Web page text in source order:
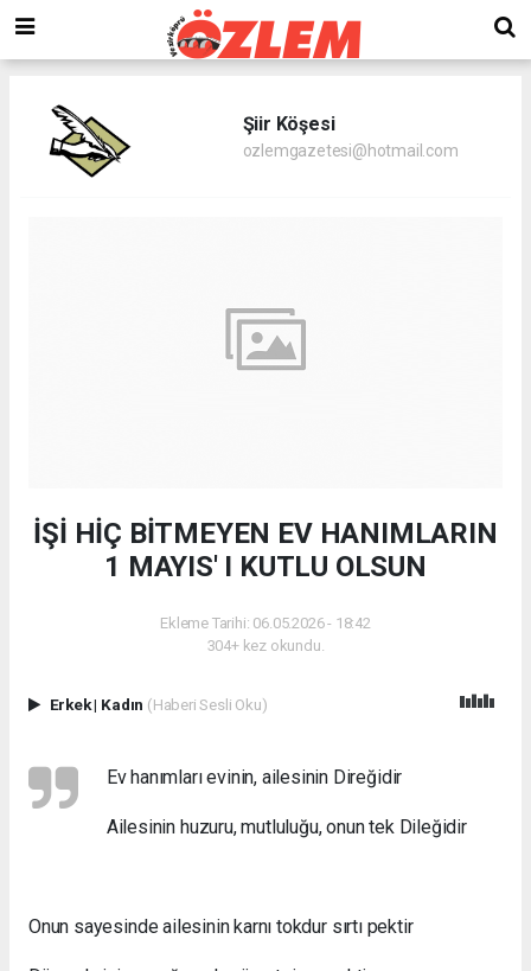
Şiir Köşesi
ozlemgazetesi@hotmail.com
İŞİ HİÇ BİTMEYEN EV HANIMLARIN
1 MAYIS' I KUTLU OLSUN
Ekleme Tarihi: 06.05.2026 - 18:42
304+ kez okundu.
Erkek| Kadın (Haberi Sesli Oku)
Ev hanımları evinin, ailesinin Direğidir
Ailesinin huzuru, mutluluğu, onun tek Dileğidir
Onun sayesinde ailesinin karnı tokdur sırtı pektir